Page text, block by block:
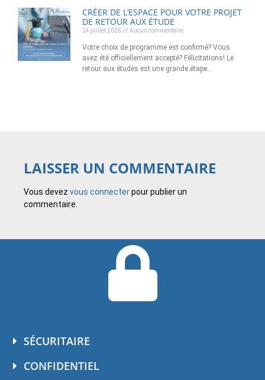
CRÉER DE L’ESPACE POUR VOTRE PROJET
DE RETOUR AUX ÉTUDE
24 juillet 2026 Aucun commentaire
Votre choix de programme est confirmé? Vous
avez été officiellement accepté? Félicitations! Le
retour aux études est une grande étape…
LAISSER UN COMMENTAIRE
Vous devez vous connecterpour publier un
commentaire.
SÉCURITAIRE
CONFIDENTIEL